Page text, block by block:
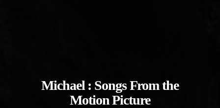
Michael : Songs From the
Motion Picture